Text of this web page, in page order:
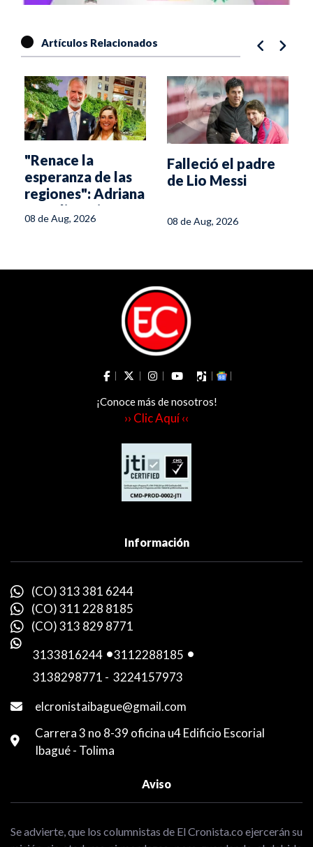
Artículos Relacionados
"Renace la
esperanza de las
regiones": Adriana
Magali Matiz
08 de Aug, 2026
Falleció el padre
de Lio Messi
08 de Aug, 2026
¡Conoce más de nosotros!
›› Clic Aquí ‹‹
Información
(CO) 313 381 6244
(CO) 311 228 8185
(CO) 313 829 8771
3133816244 -3112288185 -
3138298771 - 3224157973
elcronistaibague@gmail.com
Carrera 3 no 8-39 oficina u4 Edificio Escorial
Ibagué - Tolima
Aviso
Se advierte, que los columnistas de El Cronista.co ejercerán su